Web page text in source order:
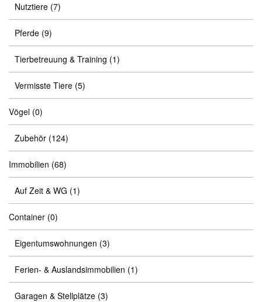
Nutztiere (7)
Pferde (9)
Tierbetreuung & Training (1)
Vermisste Tiere (5)
Vögel (0)
Zubehör (124)
Immobilien (68)
Auf Zeit & WG (1)
Container (0)
Eigentumswohnungen (3)
Ferien- & Auslandsimmobilien (1)
Garagen & Stellplätze (3)